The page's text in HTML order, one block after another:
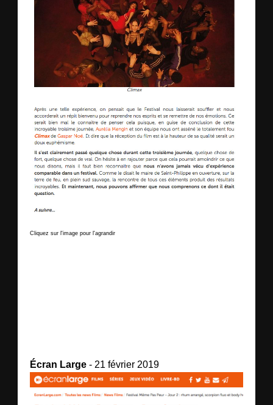
Cliquez sur l'image pour l'agrandir
Écran Large - 21 février 2019